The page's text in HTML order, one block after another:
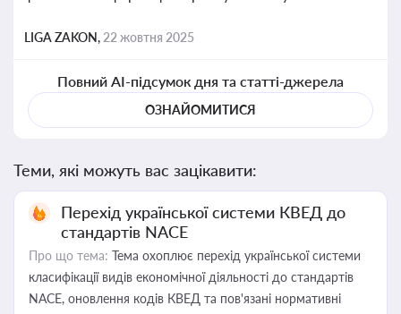
LIGA ZAKON, 22 жовтня 2025
Повний AI-підсумок дня та статті-джерела
ОЗНАЙОМИТИСЯ
Теми, які можуть вас зацікавити:
Перехід української системи КВЕД до
стандартів NACE
Про що тема: Тема охоплює перехід української системи
класифікації видів економічної діяльності до стандартів
NACE, оновлення кодів КВЕД та пов'язані нормативні